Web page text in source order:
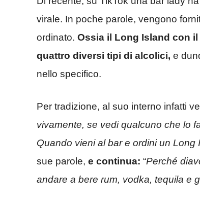
virale. In poche parole, vengono
ordinato. Ossia il Long Island con il
quattro diversi tipi di alcolici, e
nello specifico.
Per tradizione, al suo interno infatti
vivamente, se vedi qualcuno che lo
Quando vieni al bar e ordini un Long
sue parole, e continua: “Perché
andare a bere rum, vodka, tequila e